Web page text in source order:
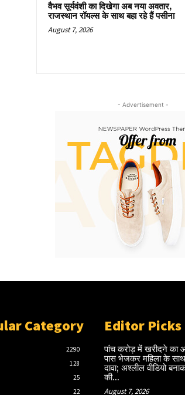
वैभव सूर्यवंशी का दिखेगा अब नया अवतार,
राजस्थान रॉयल्स के साथ बहा रहे हैं पसीना
August 7, 2026
- Advertisement -
Category
2290
128
25
22
Editor Picks
पांच करोड़ में खरीदने का
पास भेजकर महिला के
दावा; अश्लील वीडियो
की...
August 7, 2026